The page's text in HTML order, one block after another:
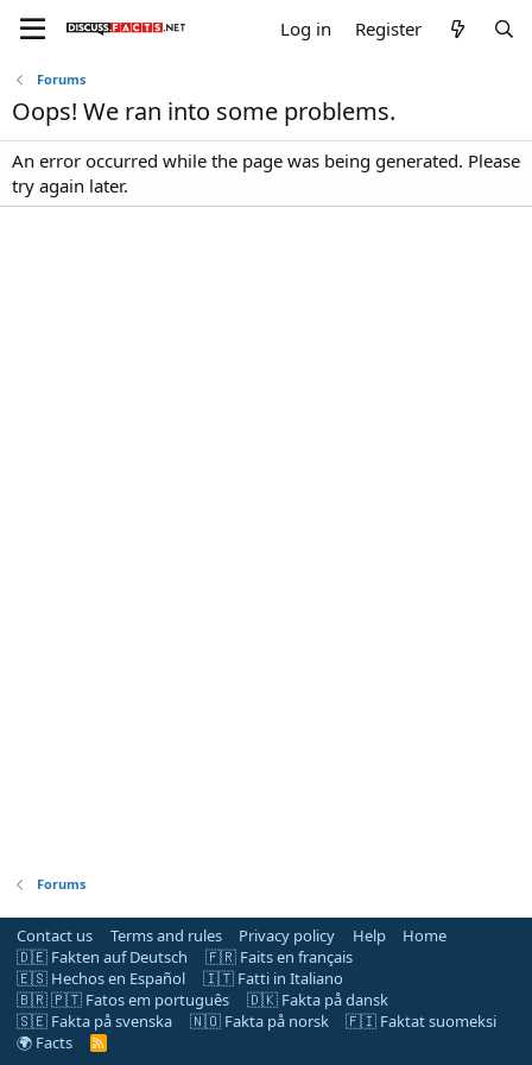
Log in Register
Forums
Oops! We ran into some problems.
An error occurred while the page was being generated. Please
try again later.
Forums
Contact us Terms and rules Privacy policy Help
Home
🇩🇪 Fakten auf Deutsch
🇫🇷 Faits en français
🇪🇸 Hechos en Español
🇮🇹 Fatti in Italiano
🇧🇷 🇵🇹 Fatos em português
🇩🇰 Fakta på dansk
🇸🇪 Fakta på svenska
🇳🇴 Fakta på norsk
🇫🇮 Faktat suomeksi
🌍 Facts
R